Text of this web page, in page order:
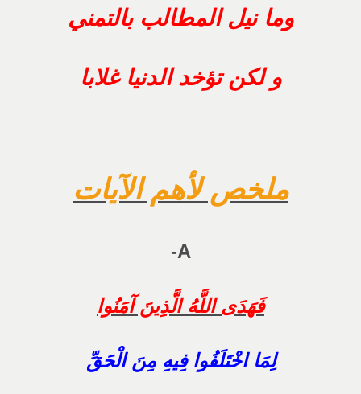
وما نيل المطالب بالتمني
و لكن تؤخد الدنيا غلابا
ملخص لأهم الآيات
A-
فَهَدَى اللَّهُ الَّذِينَ آمَنُوا
لِمَا اخْتَلَفُوا فِيهِ مِنَ الْحَقِّ